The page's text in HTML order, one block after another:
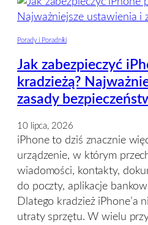
Porady i Poradniki
Jak zabezpieczyć
kradzieżą?
zasady
10 lipca, 2026
iPhone to dziś znacznie
urządzenie, w którym
wiadomości, kontakty,
do poczty, aplikacje
Dlatego kradzież iPhone’a
utraty sprzętu. W wielu